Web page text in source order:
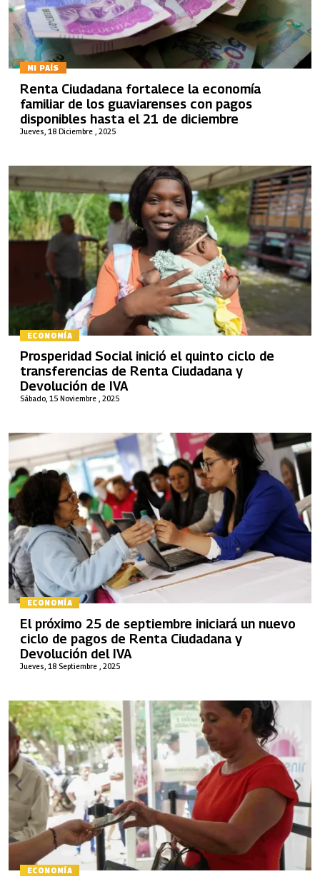
MI PAÍS
Jueves, 18 Diciembre , 2025
Renta Ciudadana fortalece la economía
familiar de los guaviarenses con pagos
disponibles hasta el 21 de diciembre
ECONOMÍA
Sábado, 15 Noviembre , 2025
Prosperidad Social inició el quinto ciclo de
transferencias de Renta Ciudadana y
Devolución de IVA
ECONOMÍA
Jueves, 18 Septiembre , 2025
El próximo 25 de septiembre iniciará un nuevo
ciclo de pagos de Renta Ciudadana y
Devolución del IVA
ECONOMÍA